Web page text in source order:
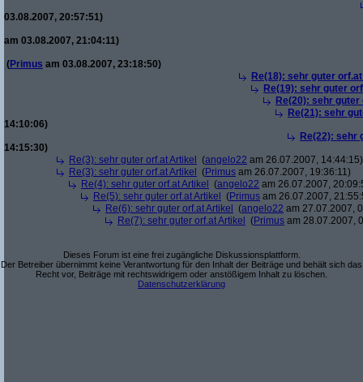
03.08.2007, 20:57:51)
am 03.08.2007, 21:04:11)
(Primus am 03.08.2007, 23:18:50)
Re(18): sehr guter
Re(19): sehr guter
Re(20): sehr
Re(21): sehr
14:10:06)
Re(22): sehr
14:15:30)
Re(3): sehr guter orf.at Artikel
(angelo22 am 26.07.2007, 14:44:15)
Re(3): sehr guter orf.at Artikel
(Primus am 26.07.2007, 19:36:11)
Re(4): sehr guter orf.at Artikel
(angelo22 am 26.07.2007,
Re(5): sehr guter orf.at Artikel
(Primus am 26.07.2007,
Re(6): sehr guter orf.at Artikel
(angelo22 am 27.07.2007,
Re(7): sehr guter orf.at Artikel
(Primus am 28.07.2007,
Dieses Forum ist eine frei zugängliche Diskussionsplattform.
Der Betreiber übernimmt keine Verantwortung für den Inhalt der Beiträge und behält sich das
Recht vor, Beiträge mit rechtswidrigem oder anstößigem Inhalt zu löschen.
Datenschutzerklärung